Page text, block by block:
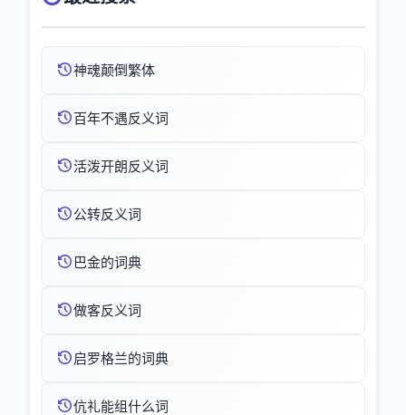
神魂颠倒繁体
百年不遇反义词
活泼开朗反义词
公转反义词
巴金的词典
做客反义词
启罗格兰的词典
伉礼能组什么词